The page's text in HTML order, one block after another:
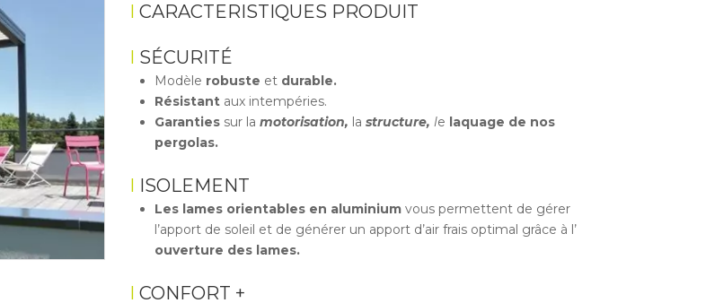
CARACTERISTIQUES PRODUIT
SÉCURITÉ
Modèle robuste et durable.
Résistant aux intempéries.
Garanties sur la motorisation, la structure, le laquage de nos
pergolas.
ISOLEMENT
Les lames orientables en aluminium vous permettent de gérer
l’apport de soleil et de générer un apport d’air frais optimal grâce à l’
ouverture des lames.
CONFORT +